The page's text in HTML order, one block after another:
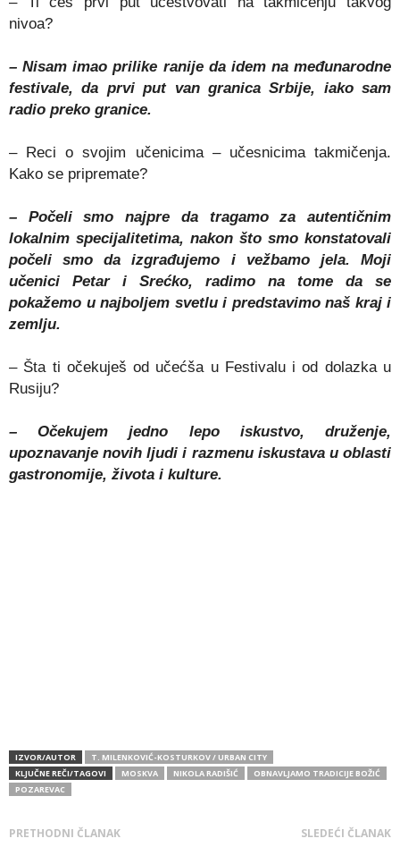
nivoa?
– Nisam imao prilike ranije da idem na međunarodne
festivale, da prvi put van granica Srbije, iako sam
radio preko granice.
– Reci o svojim učenicima – učesnicima takmičenja.
Kako se pripremate?
– Počeli smo najpre da tragamo za autentičnim
lokalnim specijalitetima, nakon što smo konstatovali
počeli smo da izgrađujemo i vežbamo jela. Moji
učenici Petar i Srećko, radimo na tome da se
pokažemo u najboljem svetlu i predstavimo naš kraj i
zemlju.
– Šta ti očekuješ od učećša u Festivalu i od dolazka u
Rusiju?
– Očekujem jedno lepo iskustvo, druženje,
upoznavanje novih ljudi i razmenu iskustava u oblasti
gastronomije, života i kulture.
IZVOR/AUTOR
T. MILENKOVIĆ-KOSTURKOV / URBAN CITY
KLJUČNE REČI/TAGOVI
MOSKVA NIKOLA RADIŠIĆ
OBNAVLJAMO TRADICIJE BOŽIĆ
POZAREVAC
PRETHODNI ČLANAK SLEDEĆI ČLANAK